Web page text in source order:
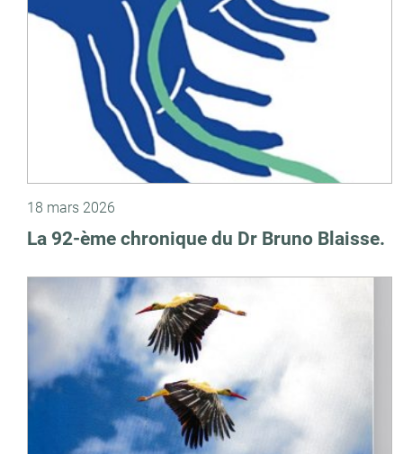
18 mars 2026
La 92-ème chronique du Dr Bruno Blaisse.